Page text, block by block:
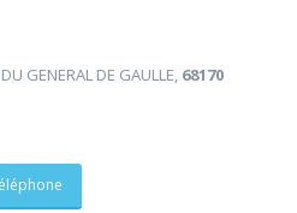
GENERAL DE GAULLE, 68170